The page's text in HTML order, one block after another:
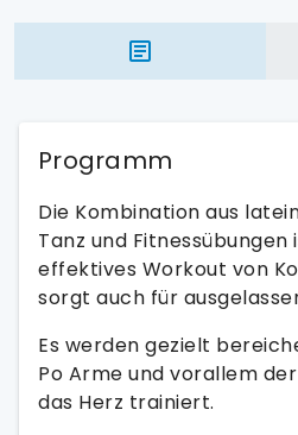
Programm
Die Kombination aus
Tanz und
effektives Workout von
sorgt auch für
Es werden gezielt
Po Arme und vorallem
das Herz trainiert.